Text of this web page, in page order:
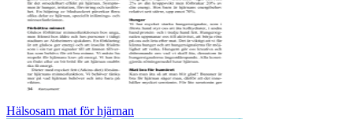
Hälsosam mat för hjärnan